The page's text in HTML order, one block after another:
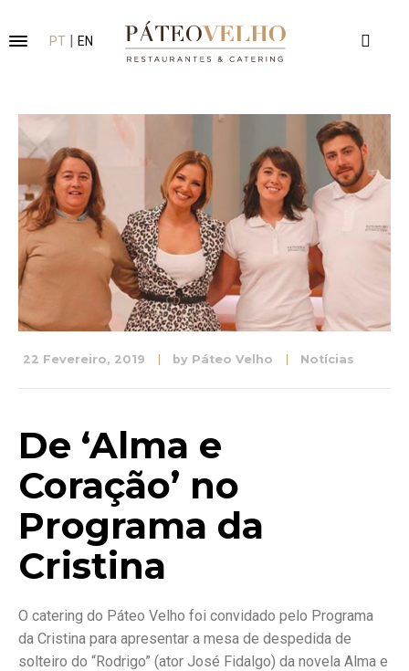
PT |EN
22 Fevereiro, 2019 by Páteo Velho Notícias
De ‘Alma e
Coração’ no
Programa da
Cristina
O catering do Páteo Velho foi convidado pelo Programa
da Cristina para apresentar a mesa de despedida de
solteiro do “Rodrigo” (ator José Fidalgo) da novela Alma e